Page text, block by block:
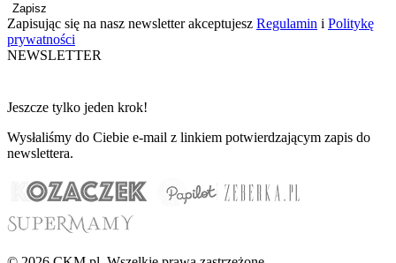
Zapisz
Zapisując się na nasz newsletter akceptujesz Regulamin i Politykę
prywatności
NEWSLETTER
Jeszcze tylko jeden krok!
Wysłaliśmy do Ciebie e-mail z linkiem potwierdzającym zapis do
newslettera.